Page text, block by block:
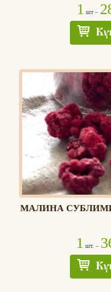
1 шт –
МАЛИНА
1 шт. –